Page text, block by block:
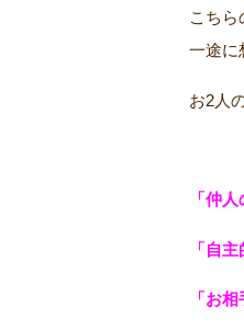
こちら
一途に
お2人
「仲
「自
「お